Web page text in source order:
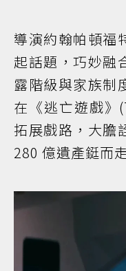
導演約翰帕頓福
起話題，巧妙融
露階級與家族制
在《逃亡遊戲》
拓展戲路，大膽
280 億遺產鋌而